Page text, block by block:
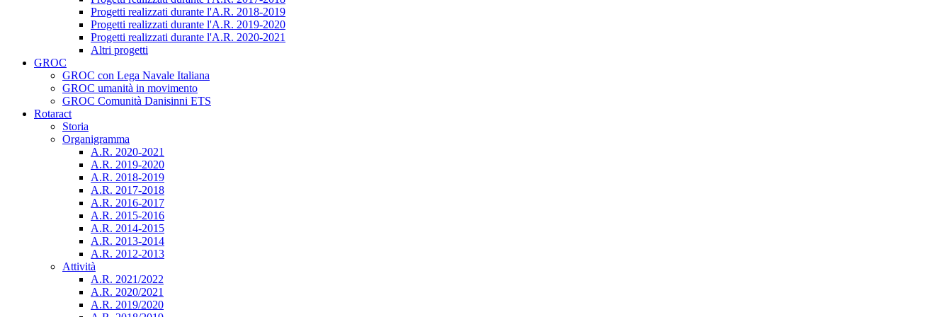
Progetti realizzati durante l'A.R. 2018-2019
Progetti realizzati durante l'A.R. 2019-2020
Progetti realizzati durante l'A.R. 2020-2021
Altri progetti
GROC
GROC con Lega Navale Italiana
GROC umanità in movimento
GROC Comunità Danisinni ETS
Rotaract
Storia
Organigramma
A.R. 2020-2021
A.R. 2019-2020
A.R. 2018-2019
A.R. 2017-2018
A.R. 2016-2017
A.R. 2015-2016
A.R. 2014-2015
A.R. 2013-2014
A.R. 2012-2013
Attività
A.R. 2021/2022
A.R. 2020/2021
A.R. 2019/2020